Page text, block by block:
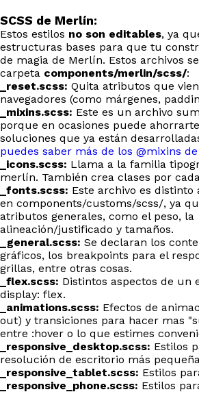
SCSS de Merlín:
Estos estilos no son editables, ya
estructuras bases para que tu
de magia de Merlín. Estos archivos
carpeta components/merlin/scss/:
_reset.scss: Quita atributos que
navegadores (como márgenes,
_mixins.scss: Este es un archivo
porque en ocasiones puede
soluciones que ya están
puedes saber más de los @mixins
_icons.scss: Llama a la familia
merlín. También crea clases por
_fonts.scss: Este archivo es
en components/customs/scss/, ya
atributos generales, como el peso, la
alineación/justificado y tamaños.
_general.scss: Se declaran los
gráficos, los breakpoints para el
grillas, entre otras cosas.
_flex.scss: Distintos aspectos de un
display: flex.
_animations.scss: Efectos de
out) y transiciones para hacer mas
entre :hover o lo que estimes
_responsive_desktop.scss: Estilos
resolución de escritorio más
_responsive_tablet.scss: Estilos
_responsive_phone.scss: Estilos